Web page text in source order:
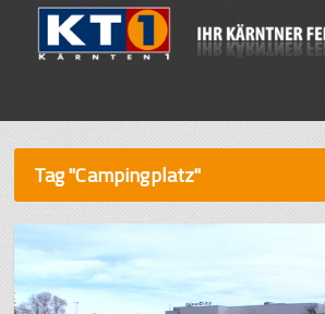
Tag "Campingplatz"